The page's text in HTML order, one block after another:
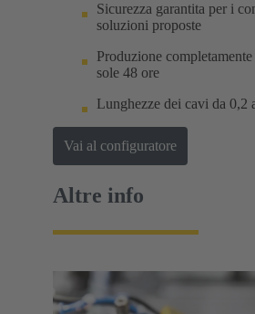
Sicurezza garantita per i
soluzioni proposte
Produzione
sole 48 ore
Lunghezze dei cavi da 0,2
Vai al configuratore
Altre info